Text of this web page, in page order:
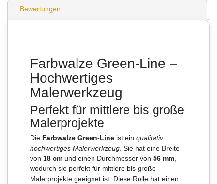
Bewertungen
Farbwalze Green-Line –
Hochwertiges
Malerwerkzeug
Perfekt für mittlere bis große
Malerprojekte
Die Farbwalze Green-Line ist ein qualitativ
hochwertiges Malerwerkzeug . Sie hat eine Breite
von 18 cm und einen Durchmesser von 56 mm
wodurch sie perfekt für mittlere bis große
Malerprojekte geeignet ist. Diese Rolle hat einen